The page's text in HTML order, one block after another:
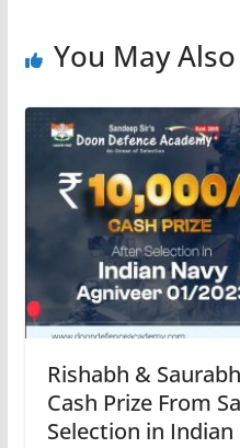
You May
Rishabh &
Cash Prize From
Selection in Indian